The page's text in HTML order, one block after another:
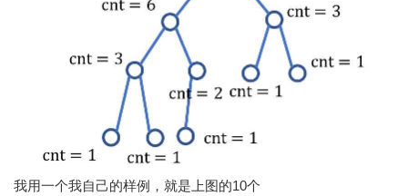
我用一个我自己的样例，就是上图的10个